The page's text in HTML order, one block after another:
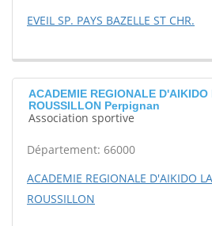
EVEIL SP. PAYS BAZELLE ST CHR.
ACADEMIE REGIONALE D'AIKIDO
ROUSSILLON Perpignan
Association sportive
Département: 66000
ACADEMIE REGIONALE D'AIKIDO
ROUSSILLON